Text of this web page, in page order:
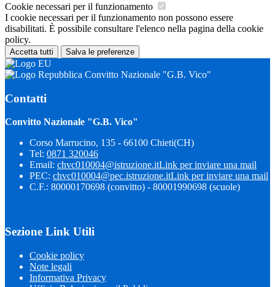
Cookie necessari per il funzionamento
I cookie necessari per il funzionamento non possono essere
disabilitati. È possibile consultare l'elenco nella pagina della cookie
policy.
Accetta tutti Salva le preferenze
Convitto Nazionale "G.B. Vico"
Contatti
Convitto Nazionale "G.B. Vico"
Corso Marrucino, 135 - 66100 Chieti(CH)
Tel: 0871 320046
Email: chvc010004@istruzione.itLink per inviare una mail
PEC: chvc010004@pec.istruzione.itLink per inviare una mail
C.F.: 80000170698 (convitto) - 80001990698 (scuole)
Sezione Link Utili
Cookie policy
Note legali
Informativa Privacy